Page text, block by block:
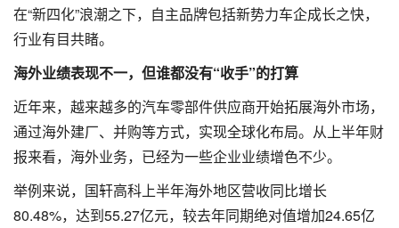
在“新四化”浪潮之下，自主品牌包括新势力车企成长之快，
行业有目共睹。
海外业绩表现不一，但谁都没有“收手”的打算
近年来，越来越多的汽车零部件供应商开始拓展海外市场，
通过海外建厂、并购等方式，实现全球化布局。从上半年财
报来看，海外业务，已经为一些企业业绩增色不少。
举例来说，国轩高科上半年海外地区营收同比增长
80.48%，达到55.27亿元，较去年同期绝对值增加24.65亿